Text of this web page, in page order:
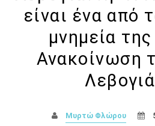
είναι ένα από
μνημεία
Ανακοίνωση
Μυρτώ Φλώρου